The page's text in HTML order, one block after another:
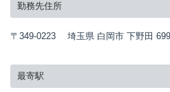
勤務先住所
〒349-0223 埼玉県 白岡市 下野田
最寄駅